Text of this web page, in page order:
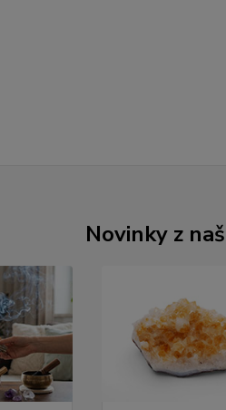
Novinky z